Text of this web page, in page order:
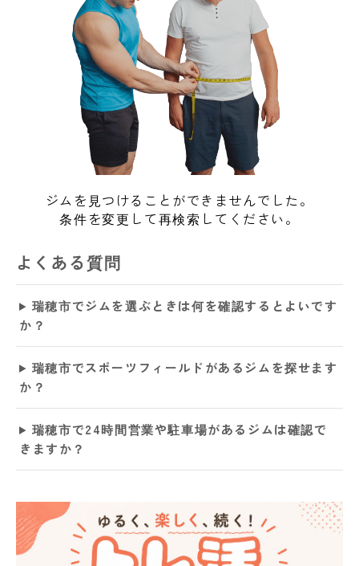
ジムを見つけることができませんでした。
条件を変更して再検索してください。
よくある質問
瑞穂市でジムを選ぶときは何を確認するとよいです
か？
瑞穂市でスポーツフィールドがあるジムを探せます
か？
瑞穂市で24時間営業や駐車場があるジムは確認で
きますか？